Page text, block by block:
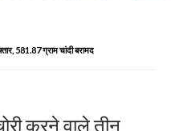
581.87 ग्राम चांदी बरामद
करने वाले तीन